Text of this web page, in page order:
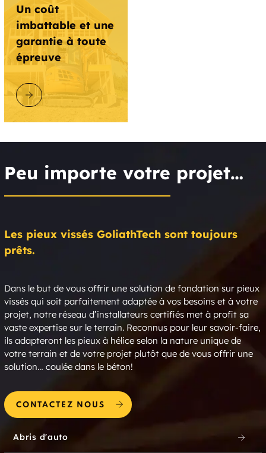
Un coût
imbattable et une
garantie à toute
épreuve
DÉCOUVRIR GOLIATHTECH
Peu importe votre projet…
Les pieux vissés GoliathTech sont toujours
prêts.
Dans le but de vous offrir une solution de fondation sur pieux
vissés qui soit parfaitement adaptée à vos besoins et à votre
projet, notre réseau d’installateurs certifiés met à profit sa
vaste expertise sur le terrain. Reconnus pour leur savoir-faire,
ils adapteront les pieux à hélice selon la nature unique de
votre terrain et de votre projet plutôt que de vous offrir une
solution… coulée dans le béton!
CONTACTEZ NOUS
Abris d'auto